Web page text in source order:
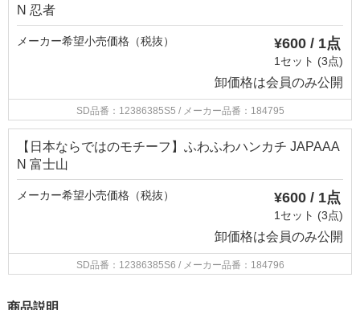
N 忍者
メーカー希望小売価格（税抜） ¥600 / 1点
1セット (3点)
卸価格は会員のみ公開
SD品番：12386385S5 / メーカー品番：184795
【日本ならではのモチーフ】ふわふわハンカチ JAPAAA
N 富士山
メーカー希望小売価格（税抜） ¥600 / 1点
1セット (3点)
卸価格は会員のみ公開
SD品番：12386385S6 / メーカー品番：184796
商品説明